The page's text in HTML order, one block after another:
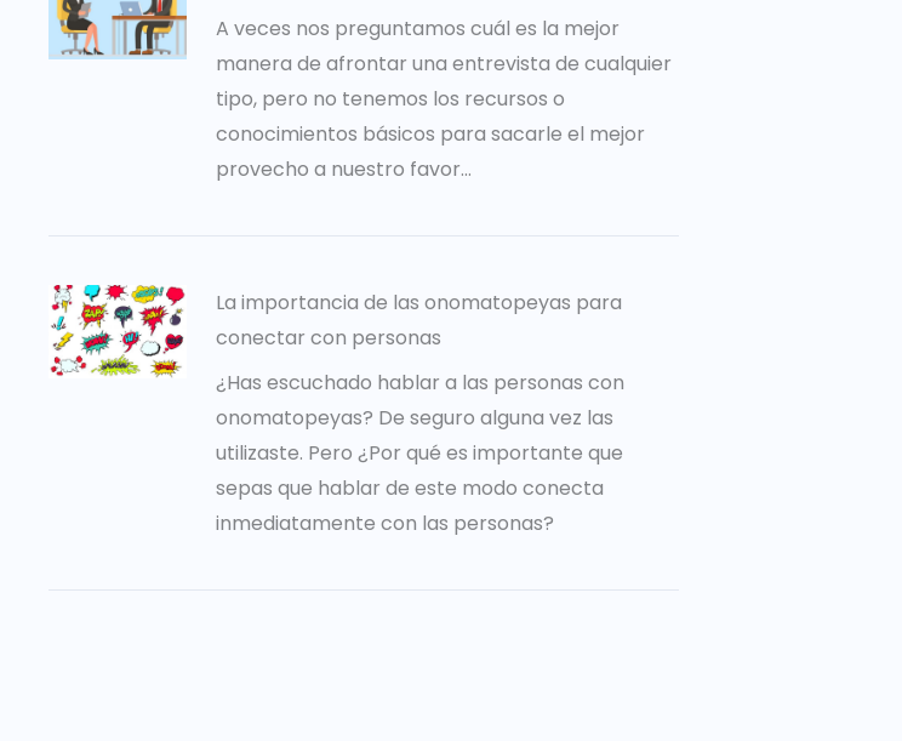
A veces nos preguntamos cuál es la mejor
manera de afrontar una entrevista de cualquier
tipo, pero no tenemos los recursos o
conocimientos básicos para sacarle el mejor
provecho a nuestro favor...
La importancia de las onomatopeyas para
conectar con personas
¿Has escuchado hablar a las personas con
onomatopeyas? De seguro alguna vez las
utilizaste. Pero ¿Por qué es importante que
sepas que hablar de este modo conecta
inmediatamente con las personas?